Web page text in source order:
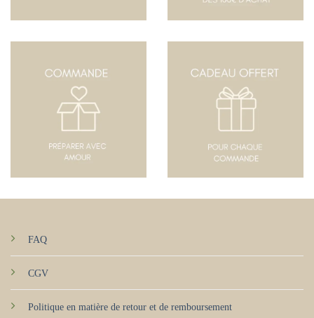
FAQ
CGV
Politique en matière de retour et de remboursement